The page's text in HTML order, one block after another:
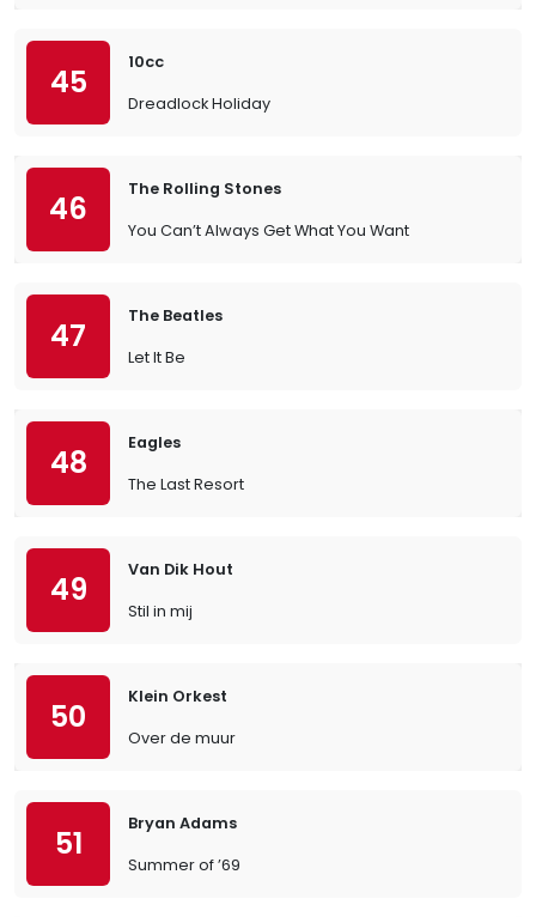
45
10cc
Dreadlock Holiday
46
The Rolling Stones
You Can’t Always Get What You Want
47
The Beatles
Let It Be
48
Eagles
The Last Resort
49
Van Dik Hout
Stil in mij
50
Klein Orkest
Over de muur
51
Bryan Adams
Summer of ’69